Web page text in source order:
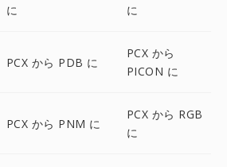
に
に
PCX から PDB に
PCX から
PICON に
PCX から PNM に
PCX から RGB
に